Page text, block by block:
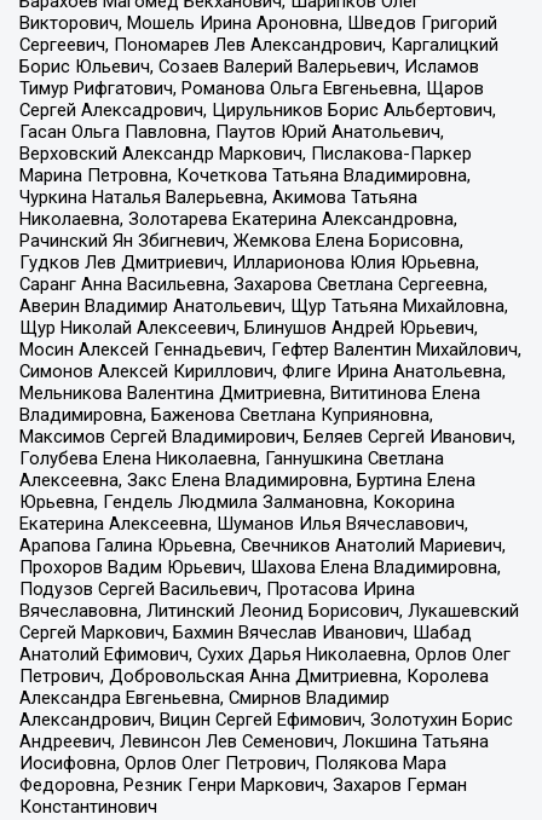
Викторович, Мошель Ирина Ароновна, Шведов Григорий
Сергеевич, Пономарев Лев Александрович, Каргалицкий
Борис Юльевич, Созаев Валерий Валерьевич, Исламов
Тимур Рифгатович, Романова Ольга Евгеньевна, Щаров
Сергей Алексадрович, Цирульников Борис Альбертович,
Гасан Ольга Павловна, Паутов Юрий Анатольевич,
Верховский Александр Маркович, Пислакова-Паркер
Марина Петровна, Кочеткова Татьяна Владимировна,
Чуркина Наталья Валерьевна, Акимова Татьяна
Николаевна, Золотарева Екатерина Александровна,
Рачинский Ян Збигневич, Жемкова Елена Борисовна,
Гудков Лев Дмитриевич, Илларионова Юлия Юрьевна,
Саранг Анна Васильевна, Захарова Светлана Сергеевна,
Аверин Владимир Анатольевич, Щур Татьяна Михайловна,
Щур Николай Алексеевич, Блинушов Андрей Юрьевич,
Мосин Алексей Геннадьевич, Гефтер Валентин Михайлович,
Симонов Алексей Кириллович, Флиге Ирина Анатольевна,
Мельникова Валентина Дмитриевна, Вититинова Елена
Владимировна, Баженова Светлана Куприяновна,
Максимов Сергей Владимирович, Беляев Сергей Иванович,
Голубева Елена Николаевна, Ганнушкина Светлана
Алексеевна, Закс Елена Владимировна, Буртина Елена
Юрьевна, Гендель Людмила Залмановна, Кокорина
Екатерина Алексеевна, Шуманов Илья Вячеславович,
Арапова Галина Юрьевна, Свечников Анатолий Мариевич,
Прохоров Вадим Юрьевич, Шахова Елена Владимировна,
Подузов Сергей Васильевич, Протасова Ирина
Вячеславовна, Литинский Леонид Борисович, Лукашевский
Сергей Маркович, Бахмин Вячеслав Иванович, Шабад
Анатолий Ефимович, Сухих Дарья Николаевна, Орлов Олег
Петрович, Добровольская Анна Дмитриевна, Королева
Александра Евгеньевна, Смирнов Владимир
Александрович, Вицин Сергей Ефимович, Золотухин Борис
Андреевич, Левинсон Лев Семенович, Локшина Татьяна
Иосифовна, Орлов Олег Петрович, Полякова Мара
Федоровна, Резник Генри Маркович, Захаров Герман
Константинович